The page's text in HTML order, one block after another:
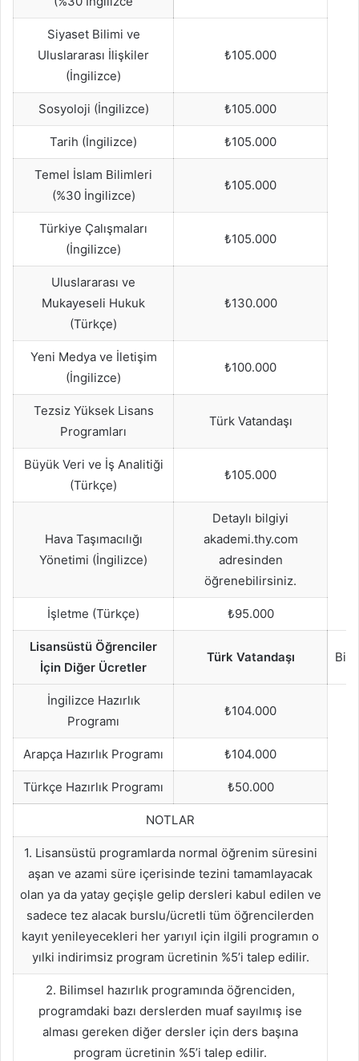
Siyaset Bilimi ve
Uluslararası İlişkiler
(İngilizce)
₺105.000
Sosyoloji (İngilizce) ₺105.000
Tarih (İngilizce) ₺105.000
Temel İslam Bilimleri
(%30 İngilizce)
₺105.000
Türkiye Çalışmaları
(İngilizce)
₺105.000
Uluslararası ve
Mukayeseli Hukuk
(Türkçe)
₺130.000
Yeni Medya ve İletişim
(İngilizce)
₺100.000
Tezsiz Yüksek Lisans
Programları
Türk Vatandaşı
Büyük Veri ve İş Analitiği
(Türkçe)
₺105.000
Hava Taşımacılığı
Yönetimi (İngilizce)
Detaylı bilgiyi
akademi.thy.com
adresinden
öğrenebilirsiniz.
İşletme (Türkçe) ₺95.000
Lisansüstü Öğrenciler
İçin Diğer Ücretler
Türk Vatandaşı
İngilizce Hazırlık
Programı
₺104.000
Arapça Hazırlık Programı ₺104.000
Türkçe Hazırlık Programı ₺50.000
NOTLAR
1. Lisansüstü programlarda normal öğrenim süresini
aşan ve azami süre içerisinde tezini tamamlayacak
olan ya da yatay geçişle gelip dersleri kabul edilen ve
sadece tez alacak burslu/ücretli tüm öğrencilerden
kayıt yenileyecekleri her yarıyıl için ilgili programın o
yılki indirimsiz program ücretinin %5’i talep edilir.
2. Bilimsel hazırlık programında öğrenciden,
programdaki bazı derslerden muaf sayılmış ise
alması gereken diğer dersler için ders başına
program ücretinin %5’i talep edilir.